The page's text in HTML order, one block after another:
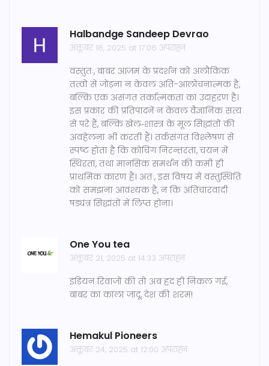
Halbandge Sandeep Devrao
अक्तूबर 18, 2025 at 17:06 अपराह्न
वस्तुतः, बाबर आज़म के प्रदर्शन को अलौकिक
तत्वों से जोड़ना न केवल अति-आलोचनात्मक है,
बल्कि एक असंगत तर्कात्मकता का उदाहरण है।
इस प्रकार की प्रतिपादनें न केवल वैज्ञानिक सत्य
से परे हैं, बल्कि खेल‑शास्त्र के मूल सिद्धांतों की
अवहेलना भी करती हैं। तर्कसंगत विश्लेषण से
स्पष्ट होता है कि कोचिंग निरन्तरता, चयन में
स्थिरता, तथा मानसिक समर्थन की कमी ही
प्राथमिक कारण हैं। अतः, इस विषय में वस्तुस्थिति
को समझना आवश्यक है, न कि अतिचारवादी
षड्यंत्र सिद्धांतों में लिप्त होना।
One You tea
अक्तूबर 21, 2025 at 14:33 अपराह्न
इंडियन रिवाजों की तो अब हद ही निकल गई,
बाबर का काला जादू, देश की शरम!
Hemakul Pioneers
अक्तूबर 24, 2025 at 12:00 अपराह्न